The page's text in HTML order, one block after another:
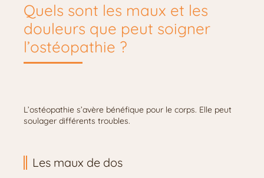
Quels sont les maux et les
douleurs que peut soigner
l’ostéopathie ?
L’ostéopathie s’avère bénéfique pour le corps. Elle peut
soulager différents troubles.
Les maux de dos